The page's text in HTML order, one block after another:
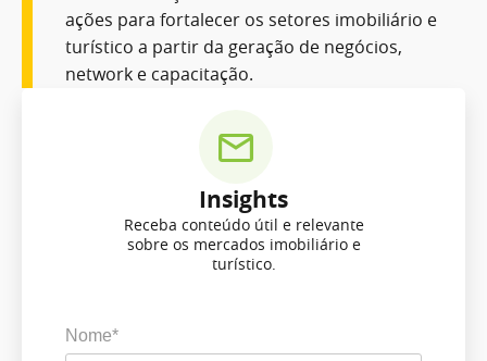
ações para fortalecer os setores imobiliário e
turístico a partir da geração de negócios,
network e capacitação.
Insights
Receba conteúdo útil e relevante
sobre os mercados imobiliário e
turístico.
Nome*